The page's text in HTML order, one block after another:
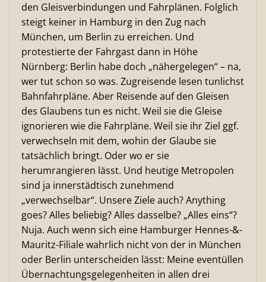
den Gleisverbindungen und Fahrplänen. Folglich
steigt keiner in Hamburg in den Zug nach
München, um Berlin zu erreichen. Und
protestierte der Fahrgast dann in Höhe
Nürnberg: Berlin habe doch „nähergelegen“ – na,
wer tut schon so was. Zugreisende lesen tunlichst
Bahnfahrpläne. Aber Reisende auf den Gleisen
des Glaubens tun es nicht. Weil sie die Gleise
ignorieren wie die Fahrpläne. Weil sie ihr Ziel ggf.
verwechseln mit dem, wohin der Glaube sie
tatsächlich bringt. Oder wo er sie
herumrangieren lässt. Und heutige Metropolen
sind ja innerstädtisch zunehmend
„verwechselbar“. Unsere Ziele auch? Anything
goes? Alles beliebig? Alles dasselbe? „Alles eins“?
Nuja. Auch wenn sich eine Hamburger Hennes-&-
Mauritz-Filiale wahrlich nicht von der in München
oder Berlin unterscheiden lässt: Meine eventüllen
Übernachtungsgelegenheiten in allen drei